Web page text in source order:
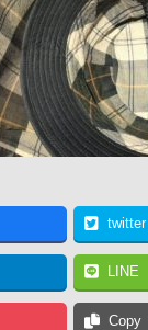
twitter
LINE
Copy